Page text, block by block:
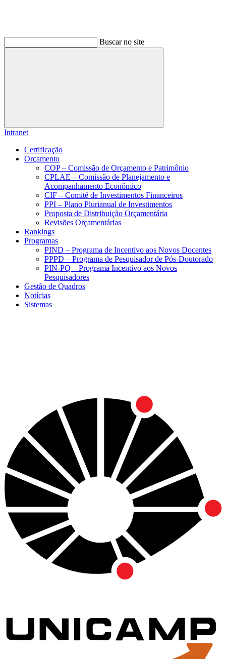
Buscar no site
Buscar
Intranet
Certificação
Orçamento
COP – Comissão de Orçamento e Patrimônio
CPLAE – Comissão de Planejamento e
Acompanhamento Econômico
CIF – Comitê de Investimentos Financeiros
PPI – Plano Plurianual de Investimentos
Proposta de Distribuição Orçamentária
Revisões Orçamentárias
Rankings
Programas
PIND – Programa de Incentivo aos Novos Docentes
PPPD – Programa de Pesquisador de Pós-Doutorado
PIN-PQ – Programa Incentivo aos Novos
Pesquisadores
Gestão de Quadros
Notícias
Sistemas